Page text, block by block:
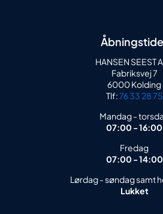
HANSEN SEEST
Fabriksvej 7
6000 Kolding
Tlf:76 33 28 75
Mandag -
07:00 - 16:00
Fredag
07:00 - 14:00
Lørdag - søndag samt
Lukket